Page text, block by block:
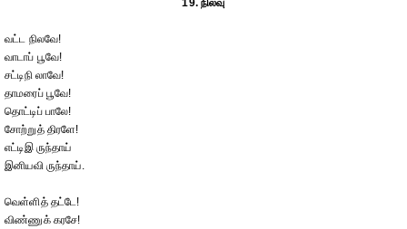
19. நிலவு
வட்ட நிலவே!
வாடாப் பூவே!
சட்டிநி லாவே!
தாமரைப் பூவே!
தொட்டிப் பாலே!
சோற்றுத் திரளே!
எட்டிஇ ருந்தாய்
இனியவி ருந்தாய்.
வெள்ளித் தட்டே!
விண்ணுக் கரசே!